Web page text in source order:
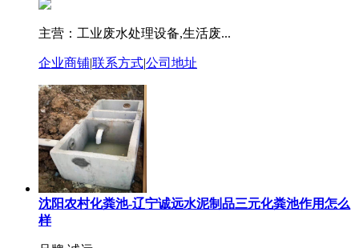
主营：工业废水处理设备,生活废...
企业商铺|联系方式|公司地址
沈阳农村化粪池-辽宁诚远水泥制品三元化粪池作用怎么
样